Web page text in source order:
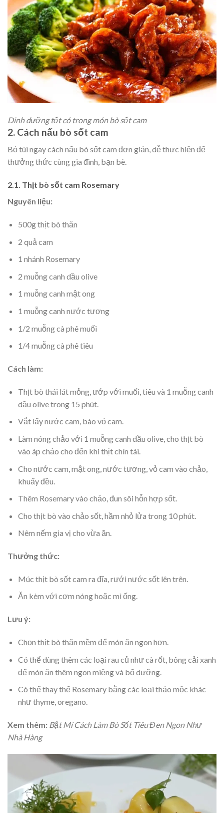
Dinh dưỡng tốt có trong món bò sốt cam
2. Cách nấu bò sốt cam
Bỏ túi ngay cách nấu bò sốt cam đơn giản, dễ thực hiện để
thưởng thức cùng gia đình, bạn bè.
2.1. Thịt bò sốt cam Rosemary
Nguyên liệu:
500g thịt bò thăn
2 quả cam
1 nhánh Rosemary
2 muỗng canh dầu olive
1 muỗng canh mật ong
1 muỗng canh nước tương
1/2 muỗng cà phê muối
1/4 muỗng cà phê tiêu
Cách làm:
Thịt bò thái lát mỏng, ướp với muối, tiêu và 1 muỗng canh
dầu olive trong 15 phút.
Vắt lấy nước cam, bào vỏ cam.
Làm nóng chảo với 1 muỗng canh dầu olive, cho thịt bò
vào áp chảo cho đến khi thịt chín tái.
Cho nước cam, mật ong, nước tương, vỏ cam vào chảo,
khuấy đều.
Thêm Rosemary vào chảo, đun sôi hỗn hợp sốt.
Cho thịt bò vào chảo sốt, hầm nhỏ lửa trong 10 phút.
Nêm nếm gia vị cho vừa ăn.
Thưởng thức:
Múc thịt bò sốt cam ra đĩa, rưới nước sốt lên trên.
Ăn kèm với cơm nóng hoặc mì ống.
Lưu ý:
Chọn thịt bò thăn mềm để món ăn ngon hơn.
Có thể dùng thêm các loại rau củ như cà rốt, bông cải xanh
để món ăn thêm ngon miệng và bổ dưỡng.
Có thể thay thế Rosemary bằng các loại thảo mộc khác
như thyme, oregano.
Xem thêm: Bật Mí Cách Làm Bò Sốt Tiêu Đen Ngon Như
Nhà Hàng